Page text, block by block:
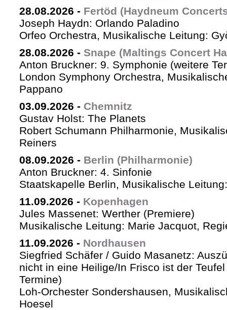
28.08.2026 - Fertöd (Haydneum
Joseph Haydn: Orlando Paladino
Orfeo Orchestra, Musikalische Leitung:
28.08.2026 - Snape (Maltings Concert
Anton Bruckner: 9. Symphonie (weitere
London Symphony Orchestra,
Pappano
03.09.2026 - Chemnitz
Gustav Holst: The Planets
Robert Schumann Philharmonie,
Reiners
08.09.2026 - Berlin (Philharmonie)
Anton Bruckner: 4. Sinfonie
Staatskapelle Berlin, Musikalische
11.09.2026 - Kopenhagen
Jules Massenet: Werther (Premiere)
Musikalische Leitung: Marie Jacquot,
11.09.2026 - Nordhausen
Siegfried Schäfer / Guido Masanetz:
nicht in eine Heilige/In Frisco ist der
Termine)
Loh-Orchester Sondershausen,
Hoesel